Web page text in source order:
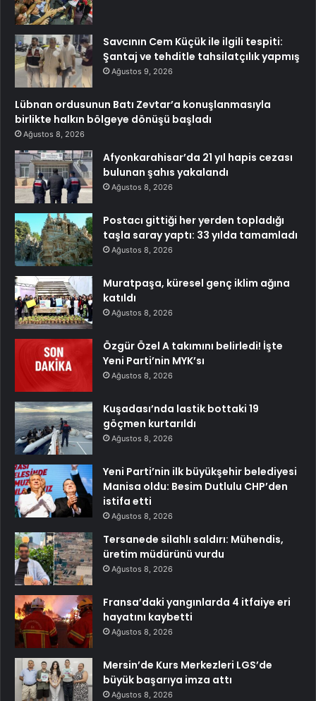
Savcının Cem Küçük ile ilgili tespiti:
Şantaj ve tehditle tahsilatçılık yapmış
Ağustos 9, 2026
Lübnan ordusunun Batı Zevtar’a konuşlanmasıyla
birlikte halkın bölgeye dönüşü başladı
Ağustos 8, 2026
Afyonkarahisar’da 21 yıl hapis cezası
bulunan şahıs yakalandı
Ağustos 8, 2026
Postacı gittiği her yerden topladığı
taşla saray yaptı: 33 yılda tamamladı
Ağustos 8, 2026
Muratpaşa, küresel genç iklim ağına
katıldı
Ağustos 8, 2026
Özgür Özel A takımını belirledi! İşte
Yeni Parti’nin MYK’sı
Ağustos 8, 2026
Kuşadası’nda lastik bottaki 19
göçmen kurtarıldı
Ağustos 8, 2026
Yeni Parti’nin ilk büyükşehir belediyesi
Manisa oldu: Besim Dutlulu CHP’den
istifa etti
Ağustos 8, 2026
Tersanede silahlı saldırı: Mühendis,
üretim müdürünü vurdu
Ağustos 8, 2026
Fransa’daki yangınlarda 4 itfaiye eri
hayatını kaybetti
Ağustos 8, 2026
Mersin’de Kurs Merkezleri LGS’de
büyük başarıya imza attı
Ağustos 8, 2026